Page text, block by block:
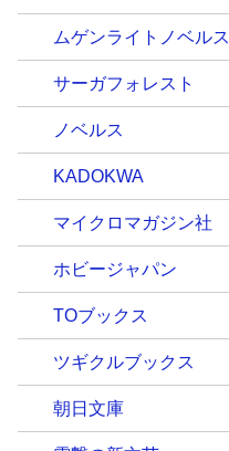
ムゲンライトノベルス
サーガフォレスト
ノベルス
KADOKWA
マイクロマガジン社
ホビージャパン
TOブックス
ツギクルブックス
朝日文庫